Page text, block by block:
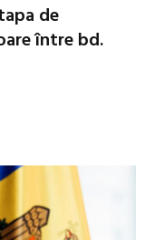
de
între bd.